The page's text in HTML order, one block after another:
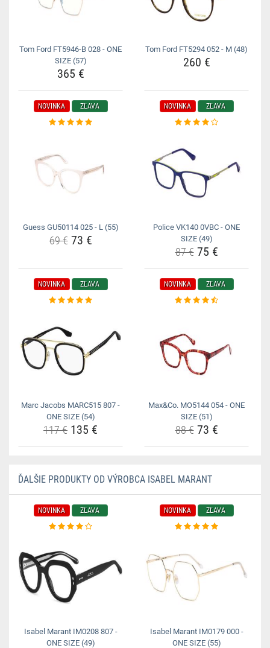
Tom Ford FT5946-B 028 - ONE
SIZE (57)
365 €
Tom Ford FT5294 052 - M (48)
260 €
NOVINKA ZĽAVA
Guess GU50114 025 - L (55)
69 €73 €
NOVINKA ZĽAVA
Police VK140 0VBC - ONE
SIZE (49)
87 €75 €
NOVINKA ZĽAVA
Marc Jacobs MARC515 807 -
ONE SIZE (54)
117 € 135 €
NOVINKA ZĽAVA
Max&Co. MO5144 054 - ONE
SIZE (51)
88 €73 €
ĎALŠIE PRODUKTY OD VÝROBCA ISABEL MARANT
NOVINKA ZĽAVA
Isabel Marant IM0208 807 -
ONE SIZE (49)
NOVINKA ZĽAVA
Isabel Marant IM0179 000 -
ONE SIZE (55)